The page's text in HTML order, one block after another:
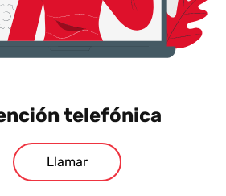
telefónica
Llamar